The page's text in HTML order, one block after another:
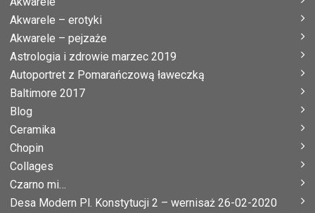
Akwarele – erotyki
Akwarele – pejzaże
Astrologia i zdrowie marzec 2019
Autoportret z Pomarańczową ławeczką
Baltimore 2017
Blog
Ceramika
Chopin
Collages
Czarno mi…
Desa Modern Pl. Konstytucji 2 – wernisaż 26-02-2020